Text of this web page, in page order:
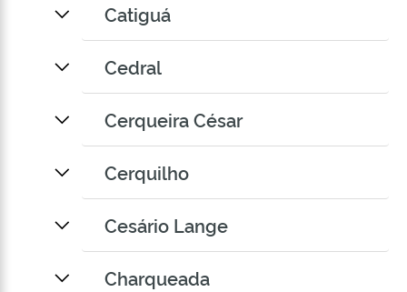
Catiguá
Cedral
Cerqueira César
Cerquilho
Cesário Lange
Charqueada